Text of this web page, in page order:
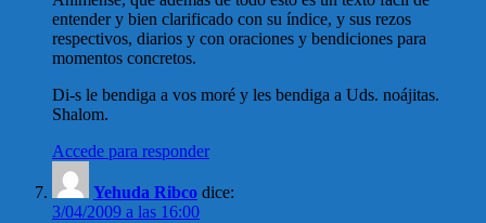
entender y bien clarificado con su índice, y sus rezos
respectivos, diarios y con oraciones y bendiciones para
momentos concretos.
Di-s le bendiga a vos moré y les bendiga a Uds. noájitas.
Shalom.
Accede para responder
Yehuda Ribco dice:
3/04/2009 a las 16:00